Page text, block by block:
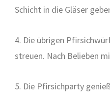
Schicht in die Glä­ser
4. Die übri­gen
streu­en. Nach Belie­ben
5. Die Pfir­sich­par­ty